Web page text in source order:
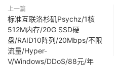
上一篇
标准互联洛杉矶Psychz/1核
512M内存/20G SSD硬
盘/RAID10阵列/20Mbps/不限
流量/Hyper-
V/Windows/DDoS/88元/年